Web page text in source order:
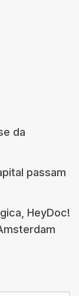
da
passam
HeyDoc!